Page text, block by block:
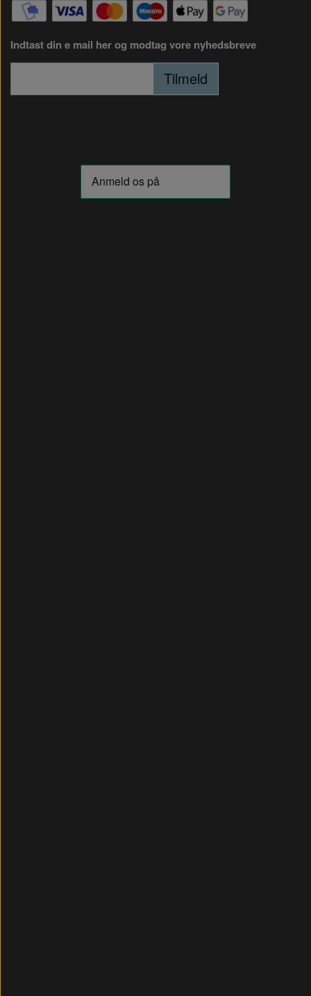
Indtast din e mail her og modtag vore nyhedsbreve
Tilmeld